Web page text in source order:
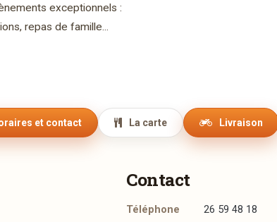
exceptionnels :
repas de famille...
et contact La carte Livraison
Contact
Téléphone 26 59 48 18